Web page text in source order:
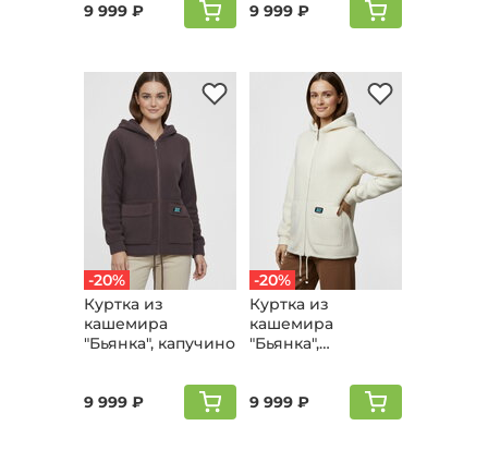
9 999 ₽
9 999 ₽
-20%
Куртка из
кашемира
"Бьянка", капучино
9 999 ₽
-20%
Куртка из
кашемира
"Бьянка",
9 999 ₽